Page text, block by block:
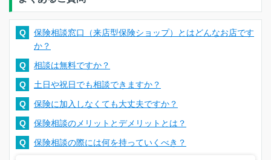
Q
保険相談窓口（来店型保険ショップ）とはどんなお店です
か？
Q
相談は無料ですか？
Q
土日や祝日でも相談できますか？
Q
保険に加入しなくても大丈夫ですか？
Q
保険相談のメリットとデメリットとは？
Q
保険相談の際には何を持っていくべき？